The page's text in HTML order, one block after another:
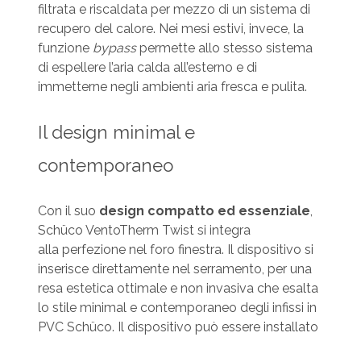
filtrata e riscaldata per mezzo di un sistema di
recupero del calore. Nei mesi estivi, invece, la
funzione bypasspermette allo stesso sistema
di espellere l’aria calda all’esterno e di
immetterne negli ambienti aria fresca e pulita.
Il design minimal e
contemporaneo
Con il suo design compatto ed essenziale
Schüco VentoTherm Twist si integra
alla perfezione nel foro finestra. Il dispositivo si
inserisce direttamente nel serramento, per una
resa estetica ottimale e non invasiva che esalta
lo stile minimal e contemporaneo degli infissi in
PVC Schüco. Il dispositivo può essere installato